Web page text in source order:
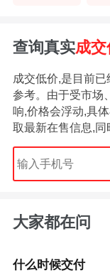
查询真实成交
成交低价,是目前
参考。由于受市场
响,价格会浮动,具
取最新在售信息,同
大家都在问
什么时候交付